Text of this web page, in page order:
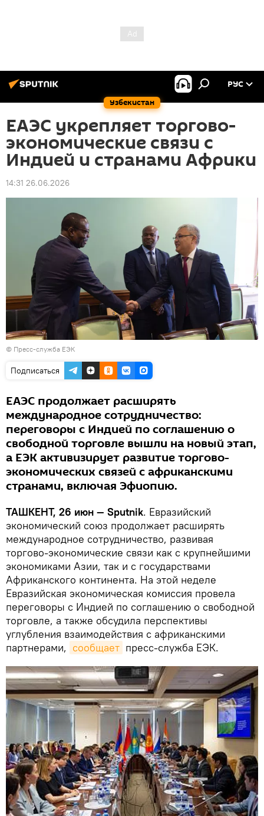
Узбекистан
РУС
ЕАЭС укрепляет торгово-
экономические связи с
Индией и странами Африки
14:31 26.06.2026
© Пресс-служба ЕЭК
Подписаться
ЕАЭС продолжает расширять
международное сотрудничество:
переговоры с Индией по соглашению о
свободной торговле вышли на новый этап,
а ЕЭК активизирует развитие торгово-
экономических связей с африканскими
странами, включая Эфиопию.
ТАШКЕНТ, 26 июн — Sputnik. Евразийский
экономический союз продолжает расширять
международное сотрудничество, развивая
торгово-экономические связи как с крупнейшими
экономиками Азии, так и с государствами
Африканского континента. На этой неделе
Евразийская экономическая комиссия провела
переговоры с Индией по соглашению о свободной
торговле, а также обсудила перспективы
углубления взаимодействия с африканскими
партнерами, сообщает пресс-служба ЕЭК.